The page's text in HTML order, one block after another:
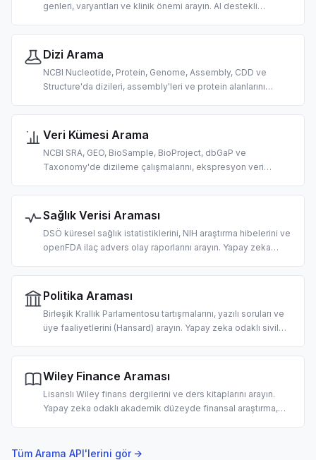
genleri, varyantları ve klinik önemi arayın. AI destekli
Dizi Arama
NCBI Nucleotide, Protein, Genome, Assembly, CDD ve
Structure'da dizileri, assembly'leri ve protein alanlarını
Veri Kümesi Arama
NCBI SRA, GEO, BioSample, BioProject, dbGaP ve
Taxonomy'de dizileme çalışmalarını, ekspresyon veri
veri keşfi için tasarlandı.
Sağlık Verisi Araması
DSÖ küresel sağlık istatistiklerini, NIH araştırma hibelerini ve
openFDA ilaç advers olay raporlarını arayın. Yapay zeka
için tasarlandı.
Politika Araması
Birleşik Krallık Parlamentosu tartışmalarını, yazılı soruları ve
üye faaliyetlerini (Hansard) arayın. Yapay zeka odaklı sivil
tasarlandı.
Wiley Finance Araması
Lisanslı Wiley finans dergilerini ve ders kitaplarını arayın.
Yapay zeka odaklı akademik düzeyde finansal araştırma,
Tüm Arama API'lerini gör →